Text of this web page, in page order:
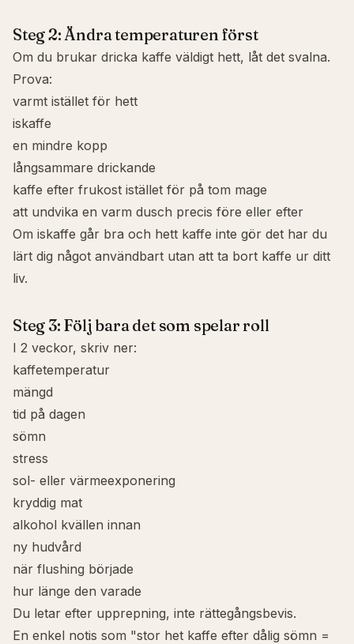
Steg 2: Ändra temperaturen först
Om du brukar dricka kaffe väldigt hett, låt det svalna.
Prova:
varmt istället för hett
iskaffe
en mindre kopp
långsammare drickande
kaffe efter frukost istället för på tom mage
att undvika en varm dusch precis före eller efter
Om iskaffe går bra och hett kaffe inte gör det har du
lärt dig något användbart utan att ta bort kaffe ur ditt
liv.
Steg 3: Följ bara det som spelar roll
I 2 veckor, skriv ner:
kaffetemperatur
mängd
tid på dagen
sömn
stress
sol- eller värmeexponering
kryddig mat
alkohol kvällen innan
ny hudvård
när flushing började
hur länge den varade
Du letar efter upprepning, inte rättegångsbevis.
En enkel notis som "stor het kaffe efter dålig sömn =